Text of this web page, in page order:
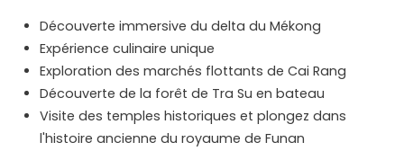
Découverte immersive du delta du Mékong
Expérience culinaire unique
Exploration des marchés flottants de Cai Rang
Découverte de la forêt de Tra Su en bateau
Visite des temples historiques et plongez dans
l'histoire ancienne du royaume de Funan